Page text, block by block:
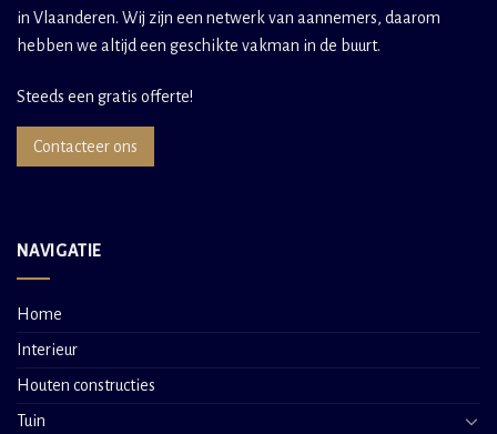
in Vlaanderen. Wij zijn een netwerk van aannemers, daarom
hebben we altijd een geschikte vakman in de buurt.
Steeds een gratis offerte!
Contacteer ons
NAVIGATIE
Home
Interieur
Houten constructies
Tuin